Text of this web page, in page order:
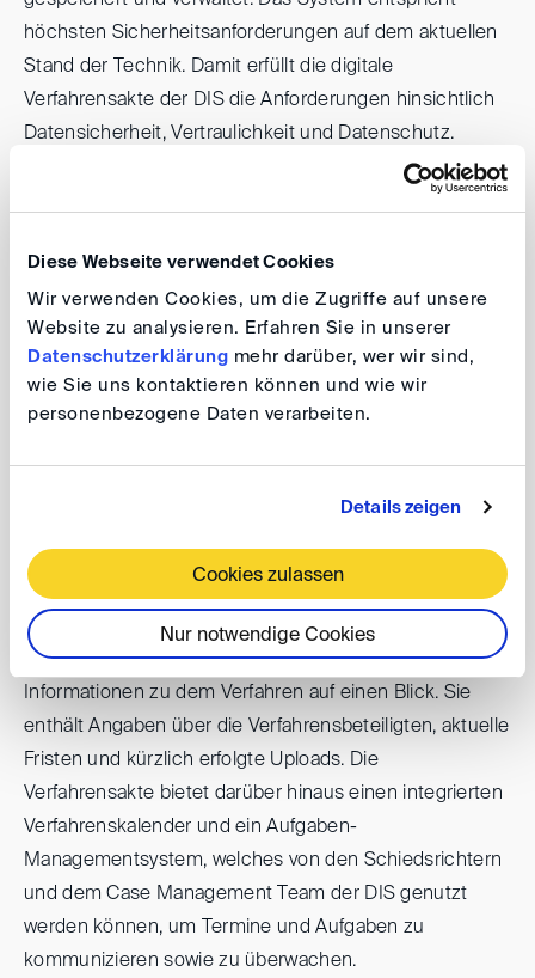
Diese Webseite verwendet Cookies
Wir verwenden Cookies, um die Zugriffe auf unsere
Website zu analysieren. Erfahren Sie in unserer
Datenschutzerklärung mehr darüber, wer wir sind,
wie Sie uns kontaktieren können und wie wir
personenbezogene Daten verarbeiten.
Details zeigen
Cookies zulassen
Nur notwendige Cookies
höchsten Sicherheitsanforderungen auf dem aktuellen
Stand der Technik. Damit erfüllt die digitale
Verfahrensakte der DIS die Anforderungen hinsichtlich
Datensicherheit, Vertraulichkeit und Datenschutz.
Wie funktioniert die digitale Verfahrensakte?
Die DIS richtet bei Verfahrenseingang mit DIS eFile eine
digitale Verfahrensakte ein und ermöglicht den Parteien,
den Schiedsrichtern oder anderen am Verfahren
beteiligten Personen, nach ihrer Zustimmung, den
Zugriff auf die Verfahrensakte. Alle Unterlagen können
am Verfahren beteiligten Nutzern von
Verfügung.
Eine Übersichtseite (Dashboard) bietet die wichtigsten
Informationen zu dem Verfahren auf einen Blick. Sie
enthält Angaben über die Verfahrensbeteiligten, aktuelle
Fristen und kürzlich erfolgte Uploads. Die
Verfahrensakte bietet darüber hinaus einen integrierten
Verfahrenskalender und ein Aufgaben-
Managementsystem, welches von den Schiedsrichtern
und dem Case Management Team der DIS genutzt
werden können, um Termine und Aufgaben zu
kommunizieren sowie zu überwachen.